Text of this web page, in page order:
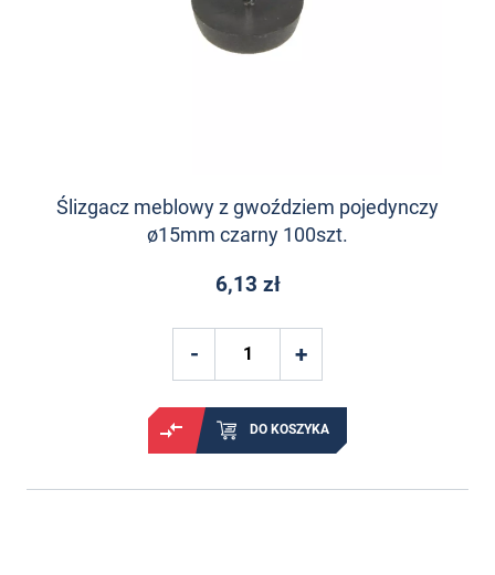
Ślizgacz meblowy z gwoździem pojedynczy
ø15mm czarny 100szt.
6,13 zł
DO KOSZYKA